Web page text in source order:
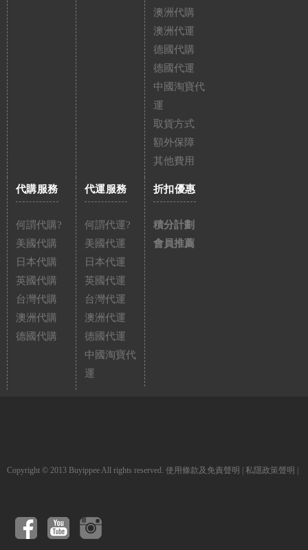
澳洲代購
澳洲代運
德國代購
德國代運
中國淘寶代
運
取貨方式
額外保障
其他費用
代購服務
何謂代購?
美國代購
日本代購
英國代購
台灣代購
澳洲代購
德國代購
代運服務
何謂代運?
美國代運
日本代運
英國代運
台灣代運
澳洲代運
德國代運
中國淘寶代
運
折扣優惠
積分計劃
會員推薦
Copyright © 2013 Buyippee All rights reserved. 使用條款及免責聲明 私隱政策聲明